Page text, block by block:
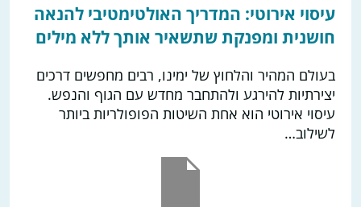
עיסוי אירוטי: המדריך האולטימטיבי להנאה
חושנית ומפנקת שתשאיר אותך ללא מילים
בעולם המהיר והלחוץ של ימינו, רבים מחפשים דרכים
יצירתיות להירגע ולהתחבר מחדש עם הגוף והנפש.
עיסוי אירוטי הוא אחת השיטות הפופולריות ביותר
לשילוב…